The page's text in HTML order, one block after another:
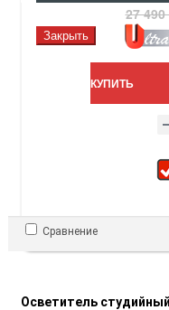
27
КУПИТЬ
Сравнение
Осветитель
Закрыть